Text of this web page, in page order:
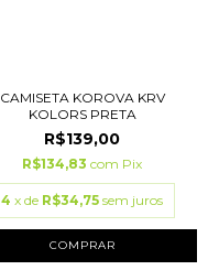
CAMISETA KOROVA KRV
KOLORS PRETA
R$139,00
R$134,83 com Pix
4 x de R$34,75 sem juros
COMPRAR